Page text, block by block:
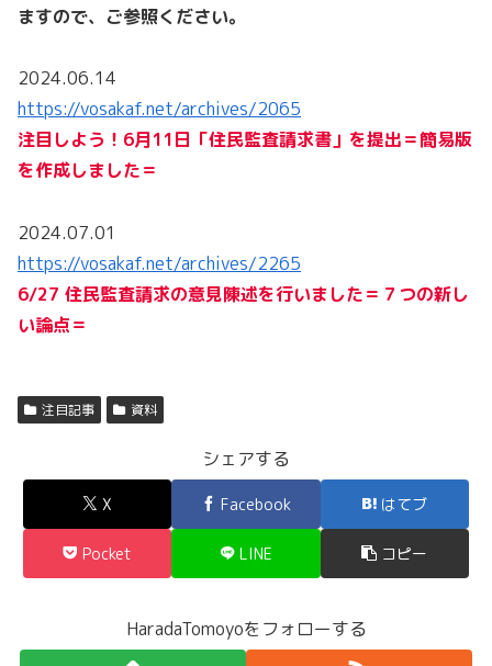
ますので、ご参照ください。
2024.06.14
https://vosakaf.net/archives/2065
注目しよう！6月11日「住民監査請求書」を提出＝簡易版
を作成しました＝
2024.07.01
https://vosakaf.net/archives/2265
6/27 住民監査請求の意見陳述を行いました＝７つの新し
い論点＝
注目記事 資料
シェアする
X Facebook はてブ
Pocket LINE コピー
HaradaTomoyoをフォローする